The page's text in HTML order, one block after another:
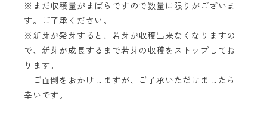
※まだ収穫量がまばらですので数量に限りがございま
す。ご了承ください。
※新芽が発芽すると、若芽が収穫出来なくなりますの
で、新芽が成長するまで若芽の収穫をストップしてお
ります。
ご面倒をおかけしますが、ご了承いただけましたら
幸いです。